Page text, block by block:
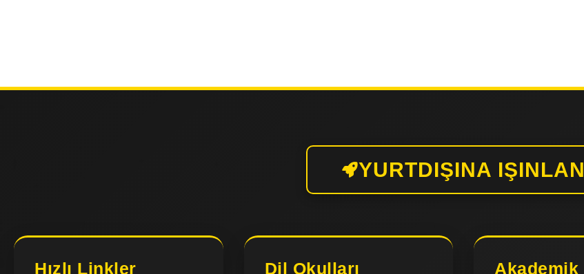
YURTDIŞINA IŞINLAN
Hızlı Linkler Dil Okulları Akademik